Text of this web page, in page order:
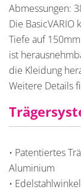
Abmessungen:
Die
Tiefe auf
ist
die Kleidung
Weitere Details
• Patentiertes
Aluminium
•